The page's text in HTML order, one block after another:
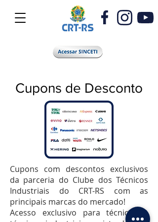
Cupons de Desconto
Cupons com descontos exclusivos
da parceria do Clube dos Técnicos
Industriais do CRT-RS com as
principais marcas do mercado!
Acesso exclusivo para técnicos e